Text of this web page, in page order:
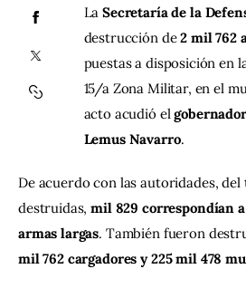
Contacto
La Secretaría de la
destrucción de 2 mil 762
puestas a disposición en
15/a Zona Militar, en el
acto acudió el
Lemus Navarro.
De acuerdo con las autoridades,
destruidas, mil 829 correspondían
armas largas. También fueron
mil 762 cargadores y 225 mil 478